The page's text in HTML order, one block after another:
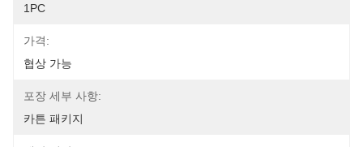
1PC
가격:
협상 가능
포장 세부 사항:
카튼 패키지